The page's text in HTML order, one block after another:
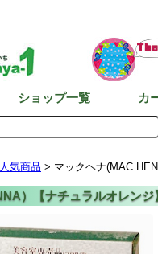
ショップ一覧 カ
人気商品 > マックヘナ(MAC